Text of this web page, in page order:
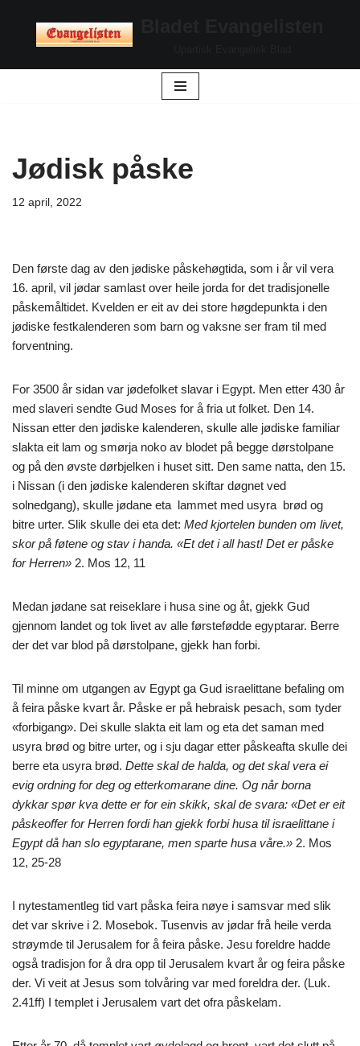
Hopp
Jødisk påske
12 april, 2022
Den første dag av den jødiske påskehøgtida, som i år vil vera
16. april, vil jødar samlast over heile jorda for det tradisjonelle
påskemåltidet. Kvelden er eit av dei store høgdepunkta i den
jødiske festkalenderen som barn og vaksne ser fram til med
forventning.
For 3500 år sidan var jødefolket slavar i Egypt. Men etter 430 år
med slaveri sendte Gud Moses for å fria ut folket. Den 14.
Nissan etter den jødiske kalenderen, skulle alle jødiske familiar
slakta eit lam og smørja noko av blodet på begge dørstolpane
og på den øvste dørbjelken i huset sitt. Den same natta, den 15.
i Nissan (i den jødiske kalenderen skiftar døgnet ved
solnedgang), skulle jødane eta lammet med usyra brød og
bitre urter. Slik skulle dei eta det: Med kjortelen bunden om livet,
skor på føtene og stav i handa. «Et det i all hast! Det er påske
for Herren» 2. Mos 12, 11
Medan jødane sat reiseklare i husa sine og åt, gjekk Gud
gjennom landet og tok livet av alle førstefødde egyptarar. Berre
der det var blod på dørstolpane, gjekk han forbi.
Til minne om utgangen av Egypt ga Gud israelittane befaling om
å feira påske kvart år. Påske er på hebraisk pesach, som tyder
«forbigang». Dei skulle slakta eit lam og eta det saman med
usyra brød og bitre urter, og i sju dagar etter påskeafta skulle dei
berre eta usyra brød. Dette skal de halda, og det skal vera ei
evig ordning for deg og etterkomarane dine. Og når borna
dykkar spør kva dette er for ein skikk, skal de svara: «Det er eit
påskeoffer for Herren fordi han gjekk forbi husa til israelittane i
Egypt då han slo egyptarane, men sparte husa våre.» 2. Mos
12, 25-28
I nytestamentleg tid vart påska feira nøye i samsvar med slik
det var skrive i 2. Mosebok. Tusenvis av jødar frå heile verda
strøymde til Jerusalem for å feira påske. Jesu foreldre hadde
også tradisjon for å dra opp til Jerusalem kvart år og feira påske
der. Vi veit at Jesus som tolvåring var med foreldra der. (Luk.
2.41ff) I templet i Jerusalem vart det ofra påskelam.